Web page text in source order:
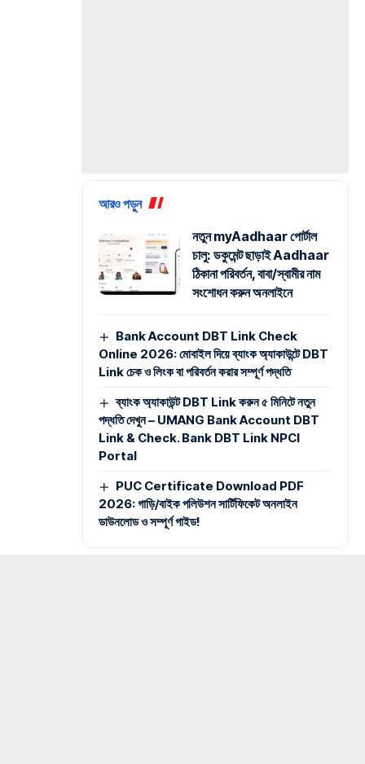
আরও পড়ুন
নতুন myAadhaar পোর্টাল
চালু: ডকুমেন্ট ছাড়াই Aadhaar
ঠিকানা পরিবর্তন, বাবা/স্বামীর নাম
সংশোধন করুন অনলাইনে
Bank Account DBT Link Check
Online 2026: মোবাইল দিয়ে ব্যাংক অ্যাকাউন্টে DBT
Link চেক ও লিংক বা পরিবর্তন করার সম্পূর্ণ পদ্ধতি
ব্যাংক অ্যাকাউন্ট DBT Link করুন ৫ মিনিটে নতুন
পদ্ধতি দেখুন – UMANG Bank Account DBT
Link & Check. Bank DBT Link NPCI
Portal
PUC Certificate Download PDF
2026: গাড়ি/বাইক পলিউশন সার্টিফিকেট অনলাইন
ডাউনলোড ও সম্পূর্ণ গাইড!